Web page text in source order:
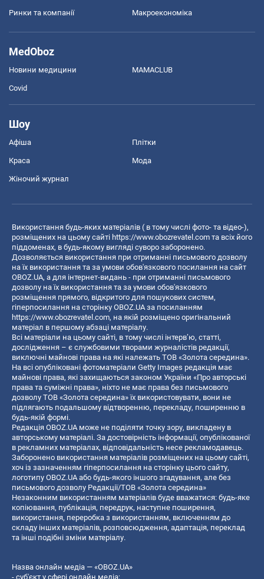
Ринки та компанії Макроекономіка
MedOboz
Новини медицини MAMACLUB
Covid
Шоу
Афіша Плітки
Краса Мода
Жіночий журнал
Використання будь-яких матеріалів ( в тому числі фото- та відео-),
розміщених на цьому сайті https://www.obozrevatel.com та всіх його
піддоменах, в будь-якому вигляді суворо заборонено.
Дозволяється використання при отриманні письмового дозволу
на їх використання та за умови обов'язкового посилання на сайт
OBOZ.UA, а для інтернет-видань - при отриманні письмового
дозволу на їх використання та за умови обов'язкового
розміщення прямого, відкритого для пошукових систем,
гіперпосилання на сторінку OBOZ.UA за посиланням
https://www.obozrevatel.com, на якій розміщено оригінальний
матеріал в першому абзаці матеріалу.
Всі матеріали на цьому сайті, в тому числі інтерв’ю, статті,
дослідження – є службовими творами журналістів редакції,
виключні майнові права на які належать ТОВ «Золота середина».
На всі опубліковані фотоматеріали Getty Images редакція має
майнові права, які захищаються законом України «Про авторські
права та суміжні права», ніхто не має права без письмового
дозволу ТОВ «Золота середина» їх використовувати, вони не
підлягають подальшому відтворенню, перекладу, поширенню в
будь-якій формі.
Редакція OBOZ.UA може не поділяти точку зору, викладену в
авторському матеріалі. За достовірність інформації, опублікованої
в рекламних матеріалах, відповідальність несе рекламодавець.
Заборонено використання матеріалів розміщених на цьому сайті,
хоч із зазначенням гіперпосилання на сторінку цього сайту,
логотипу OBOZ.UA або будь-якого іншого згадування, але без
письмового дозволу Редакції/ТОВ «Золота середина»
Незаконним використанням матеріалів буде вважатися: будь-яке
копiювання, публiкацiя, передрук, наступне поширення,
використання, переробка з використанням, включенням до
складу інших матеріалів, розповсюдження, адаптація, переклад
та інші подібні зміни матеріалу.
Назва онлайн медіа — «OBOZ.UA»
- суб'єкт у сфері онлайн медіа;